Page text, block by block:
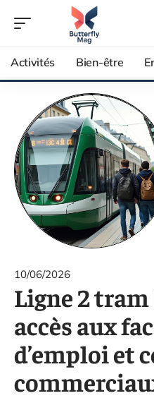
Activités Bien-être
10/06/2026
Ligne 2 tram
accès aux
d’emploi et